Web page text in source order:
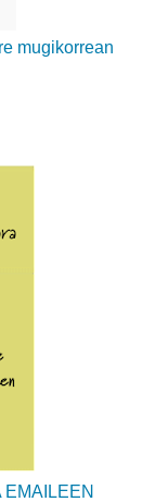
mugikorrean
EMAILEEN